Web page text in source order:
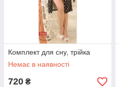
Комплект для сну, трійка
Немає в наявності
720 ₴